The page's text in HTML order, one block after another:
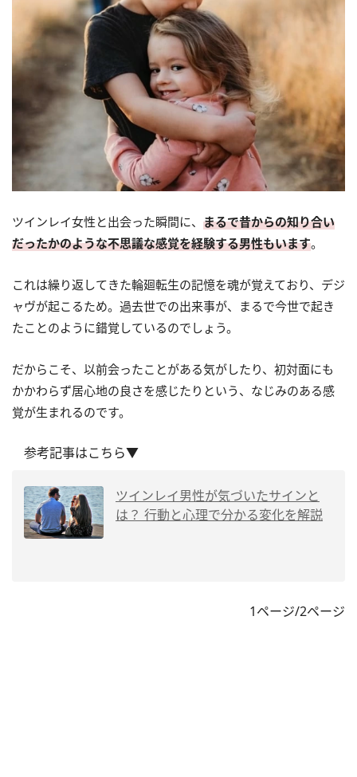
ツインレイ女性と出会った瞬間に、 まるで昔からの知り合い
だったかのような不思議な感覚を経験する男性もいます。
これは繰り返してきた輪廻転生の記憶を魂が覚えており、デジ
ャヴが起こるため。過去世での出来事が、まるで今世で起き
たことのように錯覚しているのでしょう。
だからこそ、以前会ったことがある気がしたり、初対面にも
かかわらず居心地の良さを感じたりという、なじみのある感
覚が生まれるのです。
参考記事はこちら▼
ツインレイ男性が気づいたサインと
は？ 行動と心理で分かる変化を解説
1ページ/2ページ